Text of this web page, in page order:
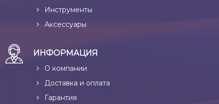
Инструменты
Аксессуары
ИНФОРМАЦИЯ
О компании
Доставка и оплата
Гарантия